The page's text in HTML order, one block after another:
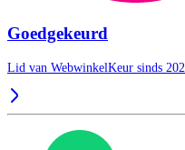
Goedgekeurd
Lid van WebwinkelKeur sinds